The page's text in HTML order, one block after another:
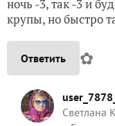
ночь -3, так -3 и
крупы, но быстро
Ответить ✿
Светлана